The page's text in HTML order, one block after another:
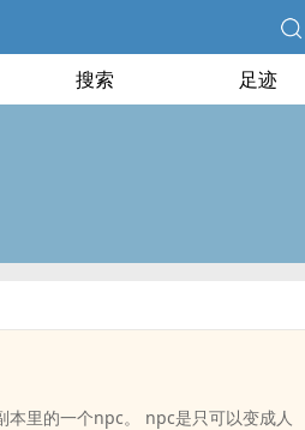
搜索 足迹
本里的一个npc。 npc是只可以变成人